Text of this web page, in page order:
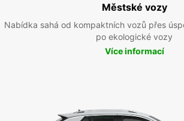
Městské vozy
Nabídka sahá od kompaktních vozů přes
po ekologické vozy
Více informací